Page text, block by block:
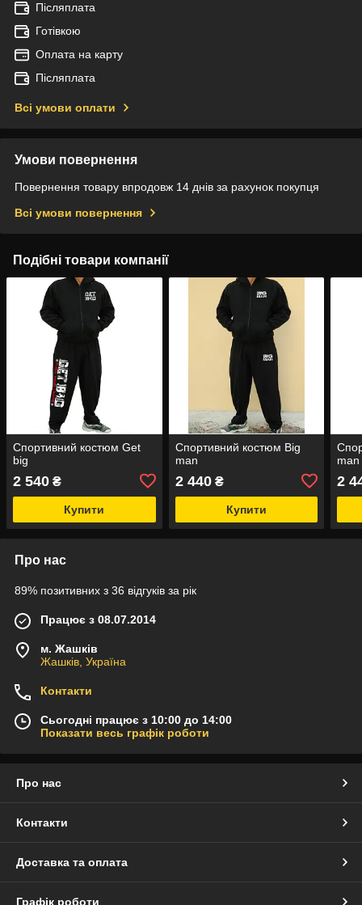
Післяплата
Готівкою
Оплата на карту
Післяплата
Всі умови оплати
Умови повернення
Повернення товару впродовж 14 днів за рахунок покупця
Всі умови повернення
Подібні товари компанії
Спортивний костюм Get
big
2 540 ₴
Купити
Спортивний костюм Big
man
2 440₴
Купити
man
2
Про нас
89% позитивних з 36 відгуків за рік
Працює з 08.07.2014
м. Жашків
Жашків, Україна
Контакти
Сьогодні працює з 10:00 до 14:00
Показати весь графік роботи
Про нас
Контакти
Доставка та оплата
Графік роботи